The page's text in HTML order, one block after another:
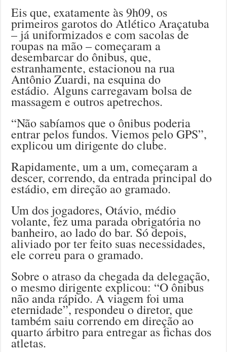
Eis que, exatamente às 9h09, os
primeiros garotos do Atlético Araçatuba
– já uniformizados e com sacolas de
roupas na mão – começaram a
desembarcar do ônibus, que,
estranhamente, estacionou na rua
Antônio Zuardi, na esquina do
estádio. Alguns carregavam bolsa de
massagem e outros apetrechos.
“Não sabíamos que o ônibus poderia
entrar pelos fundos. Viemos pelo GPS”,
explicou um dirigente do clube.
Rapidamente, um a um, começaram a
descer, correndo, da entrada principal do
estádio, em direção ao gramado.
Um dos jogadores, Otávio, médio
volante, fez uma parada obrigatória no
banheiro, ao lado do bar. Só depois,
aliviado por ter feito suas necessidades,
ele correu para o gramado.
Sobre o atraso da chegada da delegação,
o mesmo dirigente explicou: “O ônibus
não anda rápido. A viagem foi uma
eternidade”, respondeu o diretor, que
também saiu correndo em direção ao
quarto árbitro para entregar as fichas dos
atletas.